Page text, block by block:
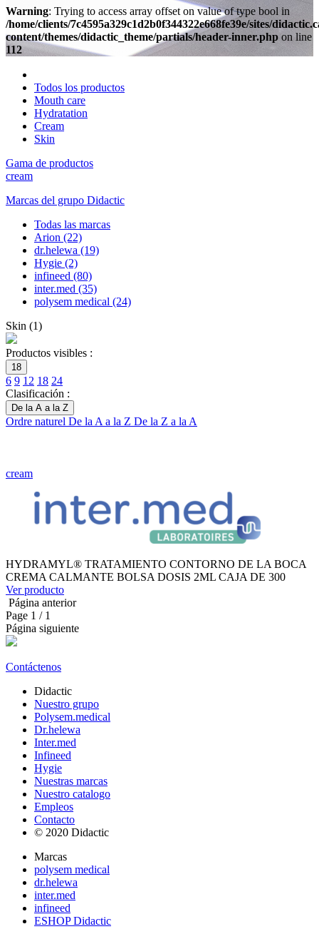
Warning: Trying to access array offset on value of type bool in
/home/clients/7c4595a329c1d2b0f344322e668fe39e/sites/
content/themes/didactic_theme/partials/header-inner.php on line
112
Todos los productos
Mouth care
Hydratation
Cream
Skin
Gama de productos
cream
Marcas del grupo Didactic
Todas las marcas
Arion (22)
dr.helewa (19)
Hygie (2)
infineed (80)
inter.med (35)
polysem medical (24)
Skin (1)
Productos visibles :
18
6 9 12 18 24
Clasificación :
De la A a la Z
Ordre naturel De la A a la Z De la Z a la A
cream
HYDRAMYL® TRATAMIENTO CONTORNO DE LA BOCA
CREMA CALMANTE BOLSA DOSIS 2ML CAJA DE 300
Ver producto
Página anterior
Page 1 / 1
Página siguiente
Contáctenos
Didactic
Nuestro grupo
Polysem.medical
Dr.helewa
Inter.med
Infineed
Hygie
Nuestras marcas
Nuestro catalogo
Empleos
Contacto
© 2020 Didactic
Marcas
polysem medical
dr.helewa
inter.med
infineed
ESHOP Didactic